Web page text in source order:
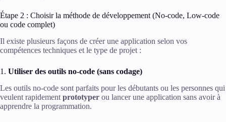
Étape 2 : Choisir la méthode de développement (No-code, Low-code
ou code complet)
Il existe plusieurs façons de créer une application selon vos
compétences techniques et le type de projet :
1. Utiliser des outils no-code (sans codage)
Les outils no-code sont parfaits pour les débutants ou les personnes qui
veulent rapidement prototyper ou lancer une application sans avoir à
apprendre la programmation.